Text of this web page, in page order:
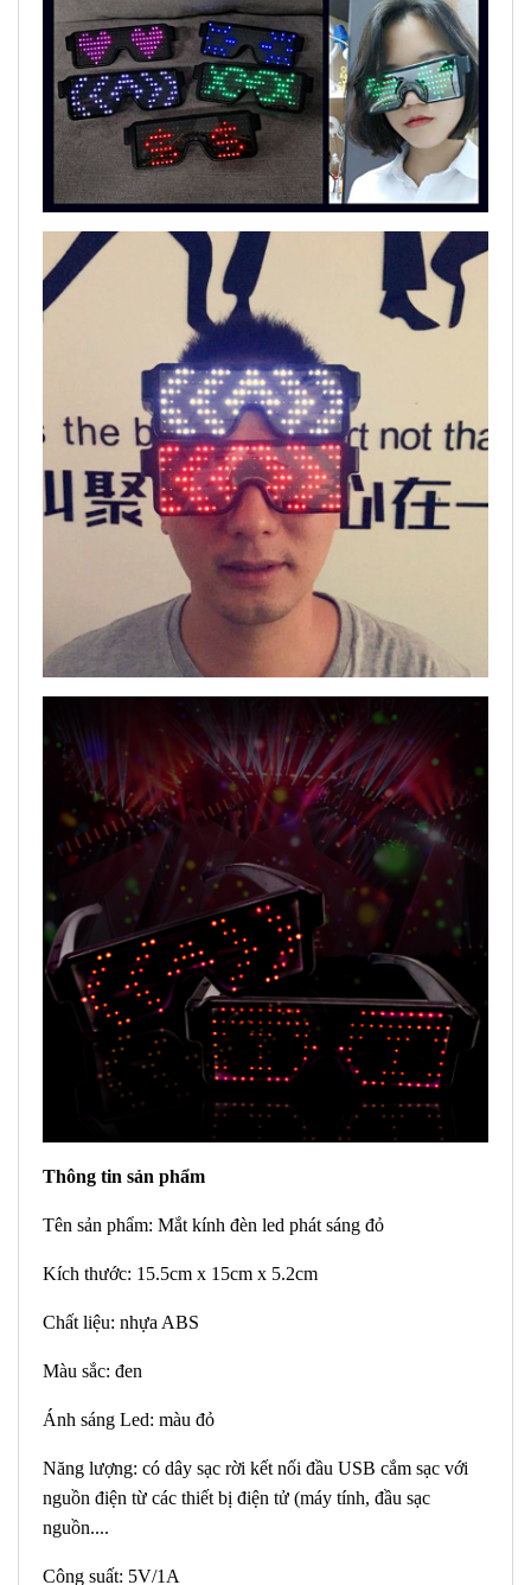
Thông tin sản phẩm
Tên sản phẩm: Mắt kính đèn led phát sáng đỏ
Kích thước: 15.5cm x 15cm x 5.2cm
Chất liệu: nhựa ABS
Màu sắc: đen
Ánh sáng Led: màu đỏ
Năng lượng: có dây sạc rời kết nối đầu USB cắm sạc với
nguồn điện từ các thiết bị điện tử (máy tính, đầu sạc
nguồn....
Công suất: 5V/1A